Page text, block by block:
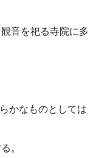
音を祀る寺院に多
かなものとしては
。